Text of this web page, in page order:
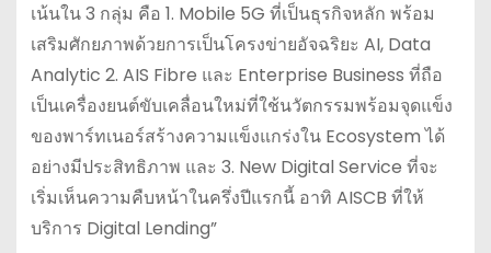
เน้นใน 3 กลุ่ม คือ 1. Mobile 5G ที่เป็นธุรกิจหลัก พร้อม
เสริมศักยภาพด้วยการเป็นโครงข่ายอัจฉริยะ AI, Data
Analytic 2. AIS Fibre และ Enterprise Business ที่ถือ
เป็นเครื่องยนต์ขับเคลื่อนใหม่ที่ใช้นวัตกรรมพร้อมจุดแข็ง
ของพาร์ทเนอร์สร้างความแข็งแกร่งใน Ecosystem ได้
อย่างมีประสิทธิภาพ และ 3. New Digital Service ที่จะ
เริ่มเห็นความคืบหน้าในครึ่งปีแรกนี้ อาทิ AISCB ที่ให้
บริการ Digital Lending”